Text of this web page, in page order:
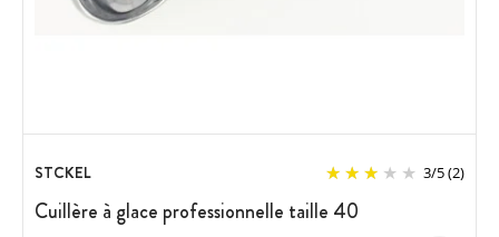
STCKEL 3/5(2)
Cuillère à glace professionnelle taille 40